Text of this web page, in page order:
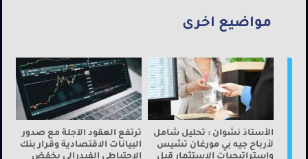
مواضيع اخرى
الأستاذ نشوان : تحليل شامل
لأرباح جيه بي مورغان تشيس
واستراتيجيات الاستثمار قبل
ترتفع العقود الآجلة مع صدور
البيانات الاقتصادية وقرار بنك
الاحتياطي الفيدرالي بخفض